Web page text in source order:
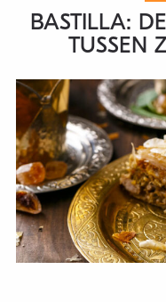
BASTILLA:
TUSSEN